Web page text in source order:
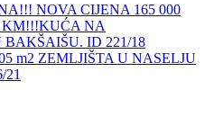
NOVA CIJENA 165 000
KM!!!KUĆA NA
ID 221/18
m2 ZEMLJIŠTA U NASELJU